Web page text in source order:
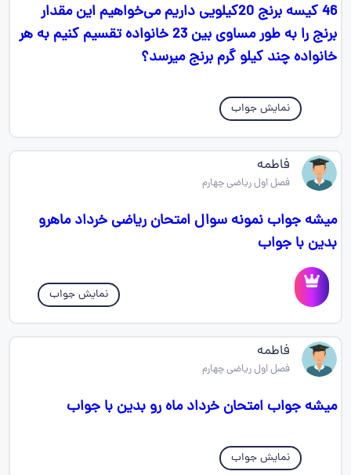
46 کیسه برنج 20کیلویی داریم می‌خواهیم این مقدار
برنج را به طور مساوی بین 23 خانواده تقسيم کنیم به هر
خانواده چند کیلو گرم برنج میرسد؟
نمایش جواب
فاطمه
فصل اول ریاضی چهارم
میشه جواب نمونه سوال امتحان ریاضی خرداد ماهرو
بدین با جواب
نمایش جواب
فاطمه
فصل اول ریاضی چهارم
میشه جواب امتحان خرداد ماه رو بدین با جواب
نمایش جواب